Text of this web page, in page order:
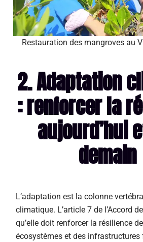
Restauration des mangroves au
2. Adaptation
: renforcer la
aujourd’hui
demain
L’adaptation est la colonne
climatique. L’article 7 de l’Accord
qu’elle doit renforcer la résilience
écosystèmes et des infrastructures